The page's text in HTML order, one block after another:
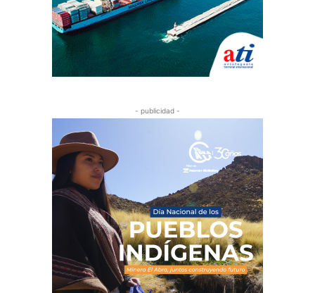
- publicidad -